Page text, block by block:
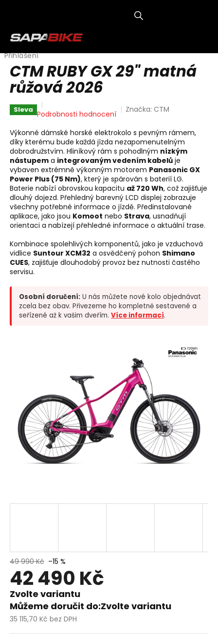
Přihlášení
CTM RUBY GX 29" matná
růžová 2026
Sleva Průměrné
produktu
je
0,0
z
5
hvězdiček.
Podrobnosti hodnocení Značka:CTM
Výkonné dámské horské elektrokolo s pevným rámem,
díky kterému bude každá jízda nezapomenutelným
dobrodružstvím. Hliníkový rám s pohodlným nízkým
nástupem a integrovaným vedením kabelů je
vybaven extrémně výkonným motorem Panasonic GX
Power Plus (75 Nm), který je spárován s baterií LG.
Baterie nabízí obrovskou kapacitu až 720 Wh, což zajišťuje
dlouhý dojezd. Přehledný barevný LCD displej zobrazuje
všechny potřebné informace o jízdě. Předinstalované
aplikace, jako jsou Komoot nebo Strava, usnadňují
orientaci a nabízejí přehledné informace o aktuální trase.
Kombinace spolehlivých komponentů, jako je vzduchová
vidlice Suntour XCM32 a osvědčený pohon Shimano
CUES, zajišťuje dlouhodobý provoz bez nutnosti častého
servisu.
Osobní doručení: U nás můžete nové kolo objednávat
zcela bez obav. Přivezeme ho kompletně sestavené a
seřízené až k vašim dveřím. Více informací.
49 990 Kč –15 %
42 490 Kč
Zvolte variantu
Můžeme doručit do:Zvolte variantu
35 115,70 Kč bez DPH
Měrná